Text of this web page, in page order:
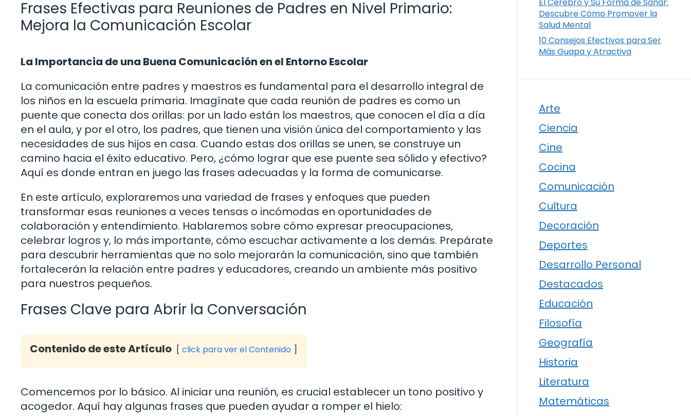
Frases Efectivas para Reuniones de Padres en Nivel Primario:
Mejora la Comunicación Escolar
La Importancia de una Buena Comunicación en el Entorno Escolar
La comunicación entre padres y maestros es fundamental para el desarrollo integral de
los niños en la escuela primaria. Imagínate que cada reunión de padres es como un
puente que conecta dos orillas: por un lado están los maestros, que conocen el día a día
en el aula, y por el otro, los padres, que tienen una visión única del comportamiento y las
necesidades de sus hijos en casa. Cuando estas dos orillas se unen, se construye un
camino hacia el éxito educativo. Pero, ¿cómo lograr que ese puente sea sólido y efectivo?
Aquí es donde entran en juego las frases adecuadas y la forma de comunicarse.
En este artículo, exploraremos una variedad de frases y enfoques que pueden
transformar esas reuniones a veces tensas o incómodas en oportunidades de
colaboración y entendimiento. Hablaremos sobre cómo expresar preocupaciones,
celebrar logros y, lo más importante, cómo escuchar activamente a los demás. Prepárate
para descubrir herramientas que no solo mejorarán la comunicación, sino que también
fortalecerán la relación entre padres y educadores, creando un ambiente más positivo
para nuestros pequeños.
Frases Clave para Abrir la Conversación
Contenido de este Artículo click para ver el Contenido
Comencemos por lo básico. Al iniciar una reunión, es crucial establecer un tono positivo y
acogedor. Aquí hay algunas frases que pueden ayudar a romper el hielo:
Descubre Cómo Promover la
Salud Mental
10 Consejos Efectivos para Ser
Más Guapa y Atractiva
Arte
Ciencia
Cine
Cocina
Comunicación
Cultura
Decoración
Deportes
Desarrollo Personal
Destacados
Educación
Filosofía
Geografía
Historia
Literatura
Matemáticas